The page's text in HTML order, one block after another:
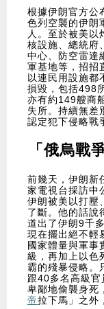
根據伊朗官方公
色列空襲的伊朗
人。至於被美以
核設施、總統府
中心、防空雷達
軍基地等，招招
以連民用設施都
損毀，包括498
亦有約149艘商
失所。持續無差
認定犯下侵略戰
「俄烏戰
前幾天，伊朗新
家電視台採訪中
伊朗被美以打壓
了斷。他的話說
道出了伊朗9千
現在擺出絕不輕
國家體量與軍事
級，再加上以色
霸的殘暴侵略。
跟40多名高級
卑鄙地偷襲身死
帝拉下馬」之外